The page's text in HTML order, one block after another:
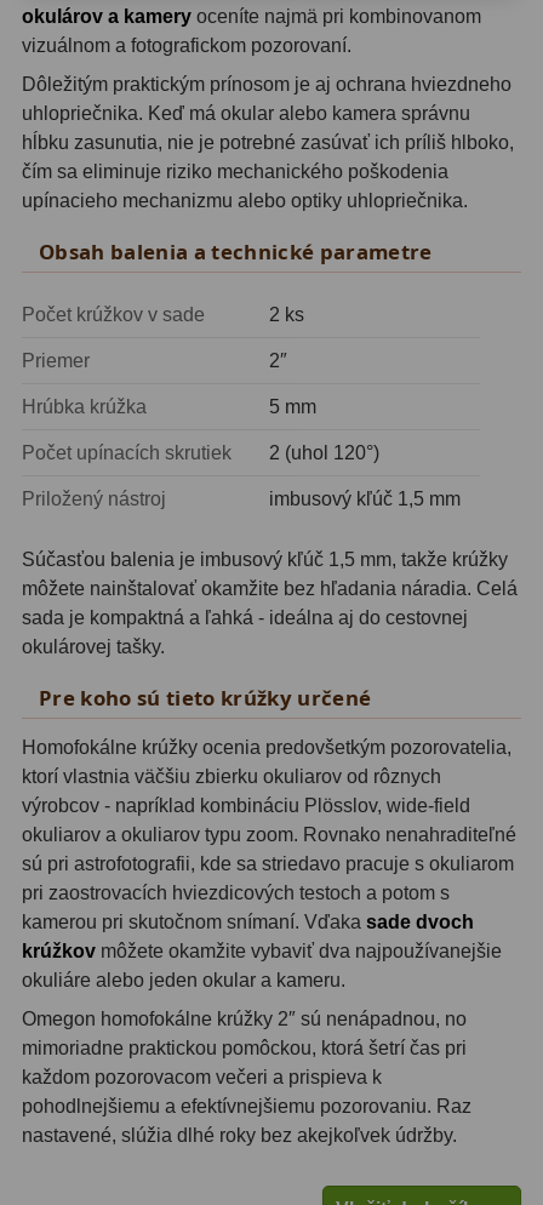
Hľadáčiky 25
Kolimátory22
Svietidlá5
Púzdra a kufre64
Iné10
Statívy a piliere3
Tubusové kruhy
Motorové pohony 13
Lišty8
Protizávažia3
Iné27
Zrkadielka a hranoly61
Diagonálne zrkadielka36
Amici hranoly 45°11
Amici hranoly 90° 7
okulárov a kamery oceníte najmä pri kombinovanom
vizuálnom a fotografickom pozorovaní.
Dôležitým praktickým prínosom je aj ochrana hviezdneho
uhlopriečnika. Keď má okular alebo kamera správnu
hĺbku zasunutia, nie je potrebné zasúvať ich príliš hlboko,
čím sa eliminuje riziko mechanického poškodenia
upínacieho mechanizmu alebo optiky uhlopriečnika.
Obsah balenia a technické parametre
Počet krúžkov v sade 2 ks
Priemer 2″
Hrúbka krúžka 5 mm
Počet upínacích skrutiek 2 (uhol 120°)
Priložený nástroj imbusový kľúč 1,5 mm
Súčasťou balenia je imbusový kľúč 1,5 mm, takže krúžky
môžete nainštalovať okamžite bez hľadania náradia. Celá
sada je kompaktná a ľahká - ideálna aj do cestovnej
okulárovej tašky.
Pre koho sú tieto krúžky určené
Homofokálne krúžky ocenia predovšetkým pozorovatelia,
ktorí vlastnia väčšiu zbierku okuliarov od rôznych
výrobcov - napríklad kombináciu Plösslov, wide-field
okuliarov a okuliarov typu zoom. Rovnako nenahraditeľné
sú pri astrofotografii, kde sa striedavo pracuje s okuliarom
pri zaostrovacích hviezdicových testoch a potom s
kamerou pri skutočnom snímaní. Vďaka sade dvoch
krúžkov môžete okamžite vybaviť dva najpoužívanejšie
okuliáre alebo jeden okular a kameru.
Omegon homofokálne krúžky 2″ sú nenápadnou, no
mimoriadne praktickou pomôckou, ktorá šetrí čas pri
každom pozorovacom večeri a prispieva k
pohodlnejšiemu a efektívnejšiemu pozorovaniu. Raz
nastavené, slúžia dlhé roky bez akejkoľvek údržby.